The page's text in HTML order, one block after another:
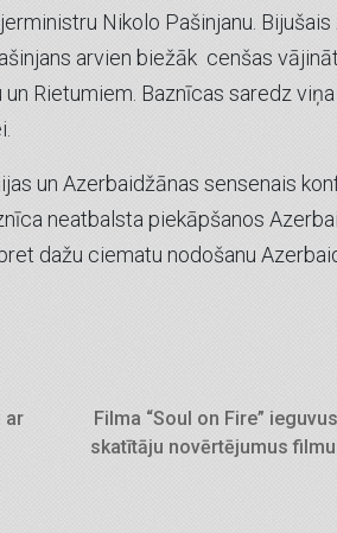
Nikolo Pašinjanu. Bijušais
arvien biežāk cenšas
Rietumiem. Baznīcas saredz
un Azerbaidžānas sensenais
neatbalsta piekāpšanos
dažu ciematu nodošanu
ar
Filma “Soul on Fire”
skatītāju novērtējumus